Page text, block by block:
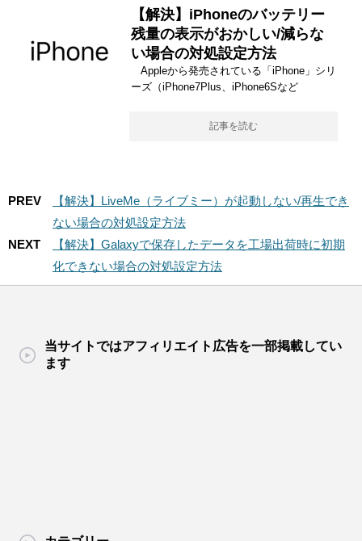
【解決】iPhoneのバッテリー
残量の表示がおかしい/減らな
い場合の対処設定方法
Appleから発売されている「iPhone」シリ
ーズ（iPhone7Plus、iPhone6Sなど
記事を読む
PREV
【解決】LiveMe（ライブミー）が起動しない/再生でき
ない場合の対処設定方法
NEXT
【解決】Galaxyで保存したデータを工場出荷時に初期
化できない場合の対処設定方法
当サイトではアフィリエイト広告を一部掲載してい
ます